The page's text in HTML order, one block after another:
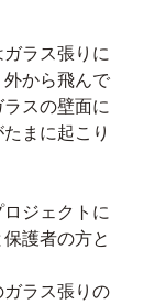
ラス張りに
から飛んで
スの壁面に
まに起こり
ジェクトに
護者の方と
ラス張りの